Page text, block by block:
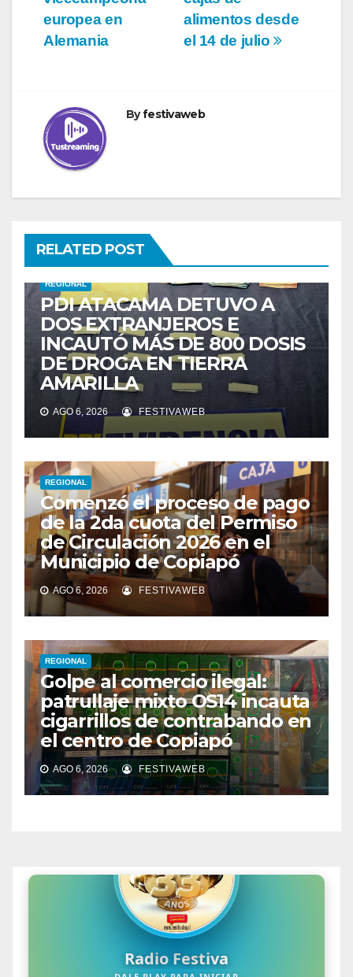
alimentos desde
el 14 de julio
europea en
Alemania
Byfestivaweb
RELATED POST
REGIONAL
PDI ATACAMA DETUVO A
DOS EXTRANJEROS E
INCAUTÓ MÁS DE 800 DOSIS
DE DROGA EN TIERRA
AMARILLA
AGO 6, 2026 FESTIVAWEB
REGIONAL
Comenzó el proceso de pago
de la 2da cuota del Permiso
de Circulación 2026 en el
Municipio de Copiapó
AGO 6, 2026 FESTIVAWEB
REGIONAL
Golpe al comercio ilegal:
patrullaje mixto OS14 incauta
cigarrillos de contrabando en
el centro de Copiapó
AGO 6, 2026 FESTIVAWEB